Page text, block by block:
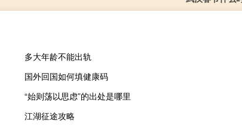
多大年龄不能出轨
国外回国如何填健康码
“始则荡以思虑”的出处是哪里
江湖征途攻略